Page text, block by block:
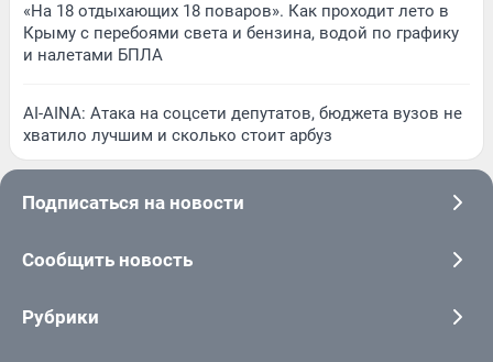
«На 18 отдыхающих 18 поваров». Как проходит лето в
Крыму с перебоями света и бензина, водой по графику
и налетами БПЛА
AI-AINA: Атака на соцсети депутатов, бюджета вузов не
хватило лучшим и сколько стоит арбуз
Подписаться на новости
Сообщить новость
Рубрики